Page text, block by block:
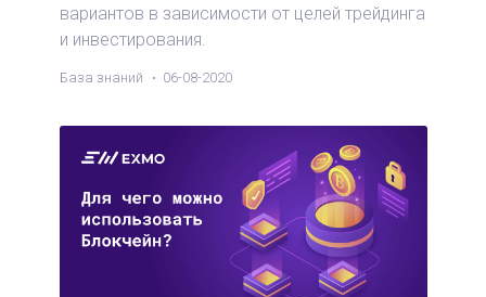
вариантов в зависимости от целей трейдинга
и инвестирования.
База знаний 06-08-2020